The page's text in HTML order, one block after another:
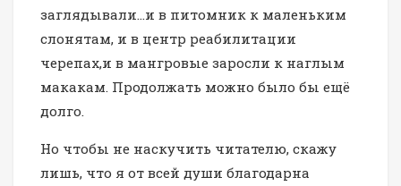
заглядывали…и в питомник к маленьким
слонятам, и в центр реабилитации
черепах,и в мангровые заросли к наглым
макакам. Продолжать можно было бы ещё
долго.
Но чтобы не наскучить читателю, скажу
лишь, что я от всей души благодарна